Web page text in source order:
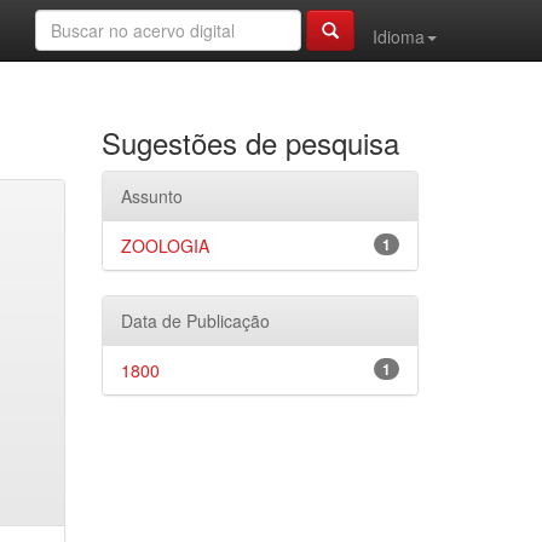
Idioma
Sugestões de pesquisa
Assunto
1
ZOOLOGIA
Data de Publicação
1
1800